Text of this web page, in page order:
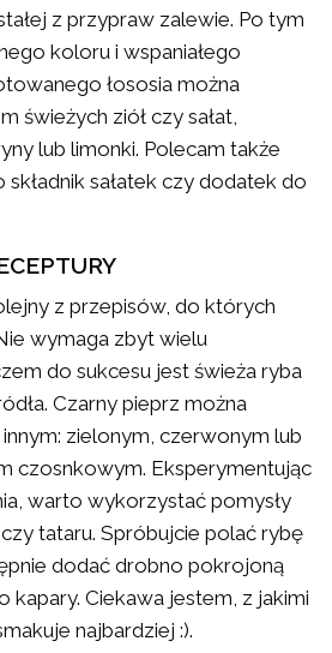
z przypraw zalewie. Po tym
koloru i wspaniałego
łososia można
świeżych ziół czy sałat,
lub limonki. Polecam także
sałatek czy dodatek do
z przepisów, do których
wymaga zbyt wielu
do sukcesu jest świeża ryba
Czarny pieprz można
zielonym, czerwonym lub
czosnkowym. Eksperymentując
warto wykorzystać pomysły
tataru. Spróbujcie polać rybę
dodać drobno pokrojoną
kapary. Ciekawa jestem, z jakimi
najbardziej :).